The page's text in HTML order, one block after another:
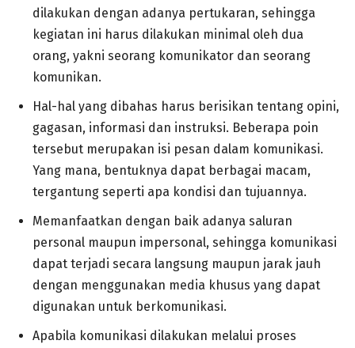
dilakukan dengan adanya pertukaran, sehingga
kegiatan ini harus dilakukan minimal oleh dua
orang, yakni seorang komunikator dan seorang
komunikan.
Hal-hal yang dibahas harus berisikan tentang opini,
gagasan, informasi dan instruksi. Beberapa poin
tersebut merupakan isi pesan dalam komunikasi.
Yang mana, bentuknya dapat berbagai macam,
tergantung seperti apa kondisi dan tujuannya.
Memanfaatkan dengan baik adanya saluran
personal maupun impersonal, sehingga komunikasi
dapat terjadi secara langsung maupun jarak jauh
dengan menggunakan media khusus yang dapat
digunakan untuk berkomunikasi.
Apabila komunikasi dilakukan melalui proses